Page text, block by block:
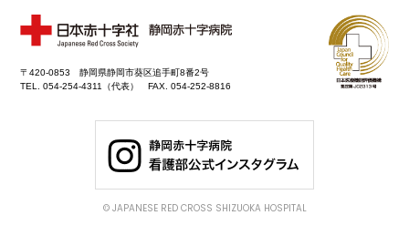
〒420-0853 静岡県静岡市葵区追手町8番2号
TEL. 054-254-4311（代表） FAX. 054-252-8816
© JAPANESE RED CROSS SHIZUOKA HOSPITAL